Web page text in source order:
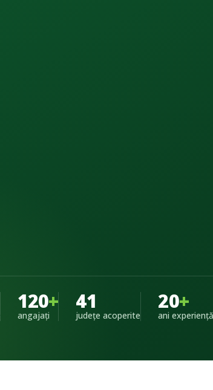
120+
angajați
41
județe acoperite
20+
ani experiență